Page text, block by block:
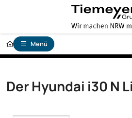
Menü
Der Hyundai i30 N